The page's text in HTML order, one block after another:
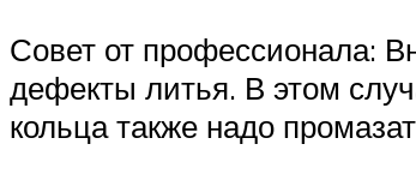
Совет от профессионала:
дефекты литья. В этом
кольца также надо